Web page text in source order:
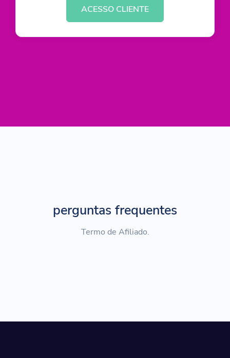
ACESSO CLIENTE
perguntas frequentes
Termo de Afiliado.